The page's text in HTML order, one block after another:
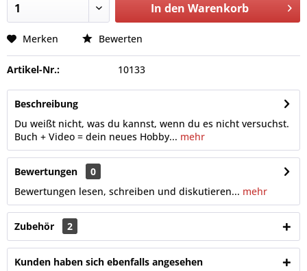
In den Warenkorb
Merken Bewerten
Artikel-Nr.: 10133
Beschreibung
Du weißt nicht, was du kannst, wenn du es nicht versuchst.
Buch + Video = dein neues Hobby... mehr
Bewertungen
0
Bewertungen lesen, schreiben und diskutieren... mehr
Zubehör 2
Kunden haben sich ebenfalls angesehen